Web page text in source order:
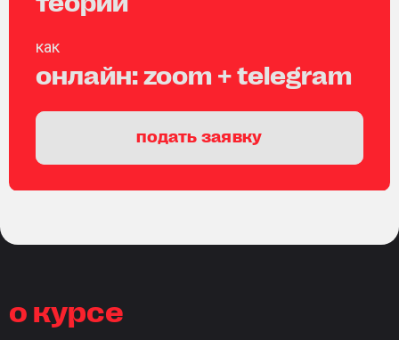
как
онлайн: zoom + telegram
подать заявку
о курсе